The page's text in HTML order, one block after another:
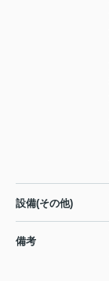
設備(その他)
備考